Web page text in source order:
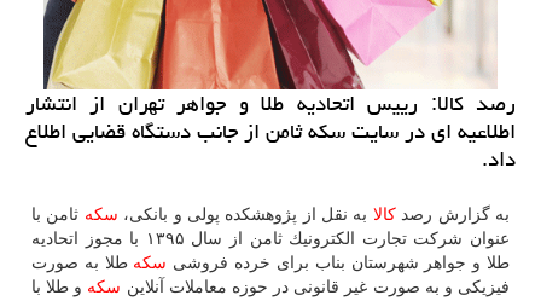
رصد كالا: رییس اتحادیه طلا و جواهر تهران از انتشار
اطلاعیه ای در سایت سكه ثامن از جانب دستگاه قضایی اطلاع
داد.
به گزارش رصدكالا به نقل از پژوهشكده پولی و بانكی، سكه ثامن با
عنوان شركت تجارت الكترونیك ثامن از سال ۱۳۹۵ با مجوز اتحادیه
طلا و جواهر شهرستان بناب برای خرده فروشی سكه طلا به صورت
فیزیكی و به صورت غیر قانونی در حوزه معاملات آنلاین سكه و طلا با